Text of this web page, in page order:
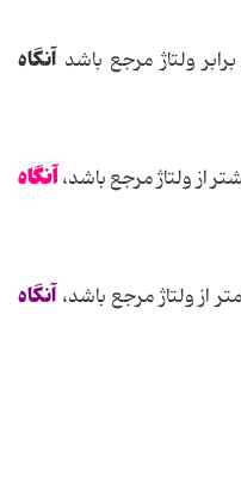
ولتاژ مرجع باشد آنگاه
از ولتاژ مرجع باشد،آنگاه
از ولتاژ مرجع باشد، آنگاه